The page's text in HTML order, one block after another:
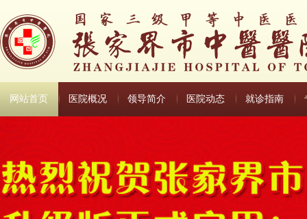
网站首页 医院概况 领导简介 医院动态 就诊指南